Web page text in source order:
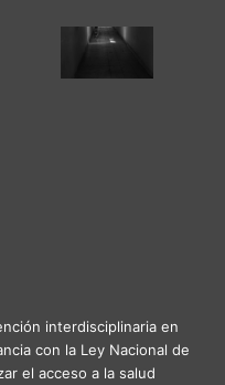
interdisciplinaria en
con la Ley Nacional de
el acceso a la salud